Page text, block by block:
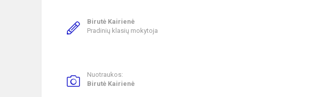
Birutė Kairienė
Pradinių klasių mokytoja
Nuotraukos:
Birutė Kairienė